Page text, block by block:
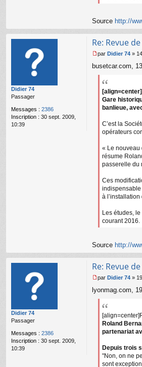
Source http://
Didier 74
Passager
Messages : 2386
Inscription : 30 sept. 2009,
10:39
Re: Revue
e
s
par Didier 74 »
busetcar.com,
Gare
banlieue,
C’est la
opérateurs
« Le nouveau
résume
passerelle du
Ces
indispensable
à
Les études,
courant 2016.
Source http://
Didier 74
Passager
Messages : 2386
Inscription : 30 sept. 2009,
10:39
Re: Revue
e
s
par Didier 74 »
lyonmag.com,
Roland
partenariat
Depuis trois
"Non, on ne
sont